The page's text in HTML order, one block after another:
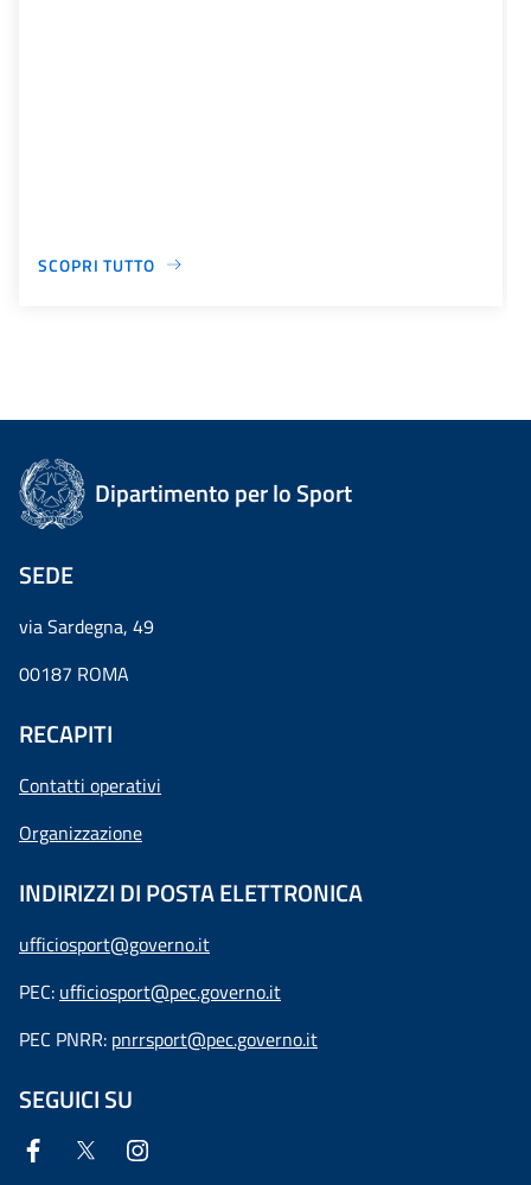
SCOPRI TUTTO
Dipartimento per lo Sport
SEDE
via Sardegna, 49
00187 ROMA
RECAPITI
Contatti operativi
Organizzazione
INDIRIZZI DI POSTA ELETTRONICA
ufficiosport@governo.it
PEC: ufficiosport@pec.governo.it
PEC PNRR: pnrrsport@pec.governo.it
SEGUICI SU